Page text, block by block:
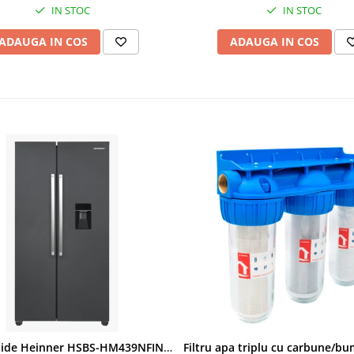
IN STOC
IN COS
Micul Fermier GF-1569
IN STOC
ADAUGA IN COS
Side by Side Heinner HSBS-HM439NFINVDGWDE++, Total No Frost, Compresor Inverter, Dozator Apa, Display Touch LED, 439 L, Clasa E, Gri Antracit Texturat